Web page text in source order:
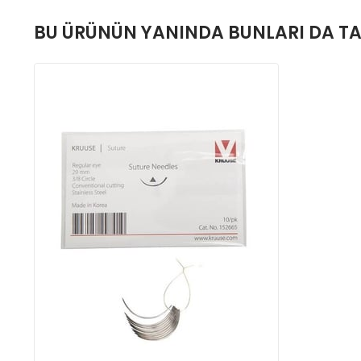
BU ÜRÜNÜN YANINDA BUNLARI DA